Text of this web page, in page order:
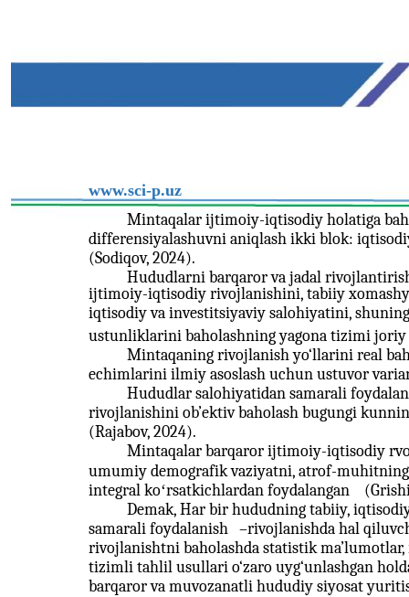
www.sci-p.uz
Mintaqalar ijtimoiy-iqtisodiy holatiga
differensiyalashuvni aniqlash ikki blok:
(Sodiqov, 2024).
Hududlarni barqaror va jadal
ijtimoiy-iqtisodiy rivojlanishini, tabiiy
iqtisodiy va investitsiyaviy salohiyatini,
ustunliklarini baholashning yagona tizimi joriy
Mintaqaning rivojlanish yo‘llarini real
echimlarini ilmiy asoslash uchun ustuvor
Hududlar salohiyatidan samarali
rivojlanishini ob’ektiv baholash bugungi
(Rajabov, 2024).
Mintaqalar barqaror ijtimoiy-iqtisodiy
umumiy demografik vaziyatni, atrof-
integral koʻrsatkichlardan foydalangan
Demak, Har bir hududning tabiiy,
samarali foydalanish –rivojlanishda hal
rivojlanishtni baholashda statistik
tizimli tahlil usullari o‘zaro uyg‘unlashgan
barqaror va muvozanatli hududiy siyosat